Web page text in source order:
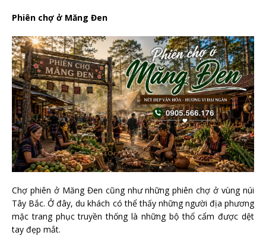
Phiên chợ ở Măng Đen
Chợ phiên ở Măng Đen cũng như những phiên chợ ở vùng núi
Tây Bắc. Ở đây, du khách có thể thấy những người địa phương
mặc trang phục truyền thống là những bộ thổ cẩm được dệt
tay đẹp mắt.